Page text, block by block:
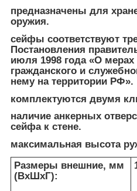
предназначены для
оружия.
сейфы соответствуют
Постановления
июля 1998 года «О
гражданского и
нему на территории РФ».
комплектуются двумя
наличие анкерных
сейфа к стене.
максимальная высота
Размеры внешние, мм
(ВхШхГ):